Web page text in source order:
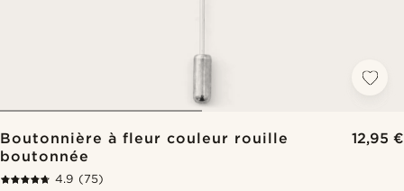
Boutonnière à fleur couleur rouille
boutonnée
12,95 €
4.9 (75)